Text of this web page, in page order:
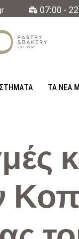
07:00 -
ΤΑ ΝΈΑ